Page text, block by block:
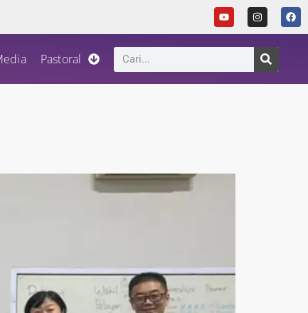
Pastoral